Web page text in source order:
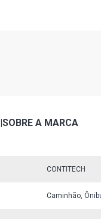
|SOBRE A MARCA
CONTITECH
Caminhão,